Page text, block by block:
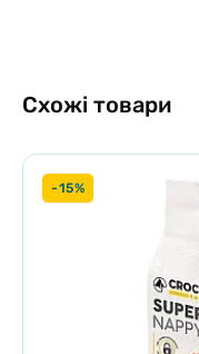
Схожі товари
-15%